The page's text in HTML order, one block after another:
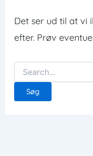
Det ser ud til at vi
efter. Prøv